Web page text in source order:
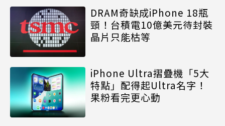
DRAM奇缺成iPhone 18瓶
頸！台積電10億美元待封裝
晶片只能枯等
iPhone Ultra摺疊機「5大
特點」配得起Ultra名字！
果粉看完更心動